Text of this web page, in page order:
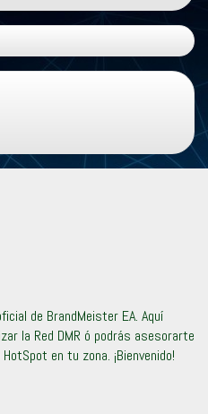
de BrandMeister EA. Aquí
la Red DMR ó podrás asesorarte
en tu zona. ¡Bienvenido!